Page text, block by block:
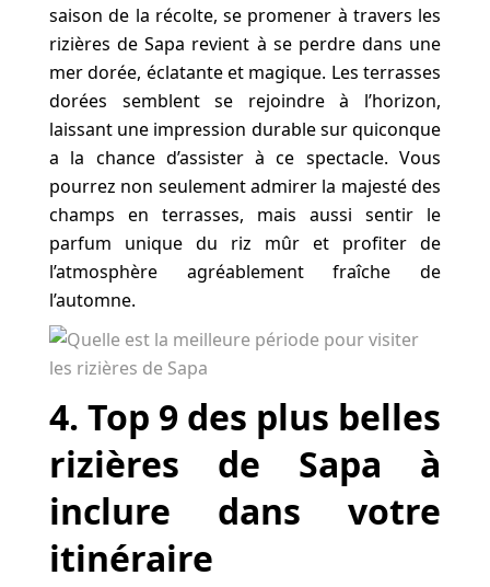
saison de la récolte, se promener à travers les
rizières de Sapa revient à se perdre dans une
mer dorée, éclatante et magique. Les terrasses
dorées semblent se rejoindre à l’horizon,
laissant une impression durable sur quiconque
a la chance d’assister à ce spectacle. Vous
pourrez non seulement admirer la majesté des
champs en terrasses, mais aussi sentir le
parfum unique du riz mûr et profiter de
l’atmosphère agréablement fraîche de
l’automne.
4. Top 9 des plus belles
rizières de Sapa à
inclure dans votre
itinéraire